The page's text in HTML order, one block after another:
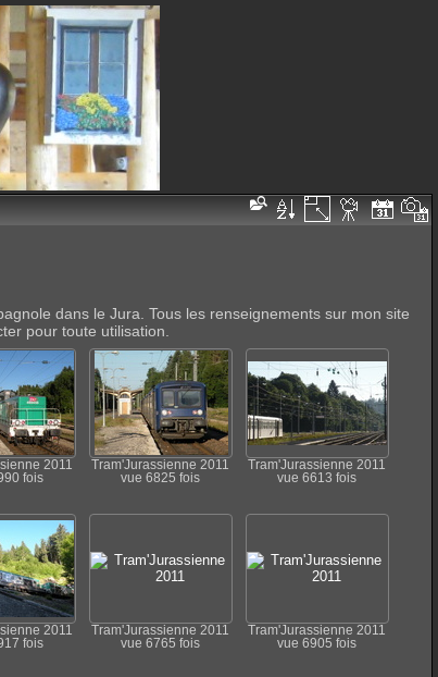
dans le Jura. Tous les renseignements sur mon site
pour toute utilisation.
2011
fois
Tram'Jurassienne 2011
vue 6825 fois
Tram'Jurassienne 2011
vue 6613 fois
2011
fois
Tram'Jurassienne 2011
vue 6765 fois
Tram'Jurassienne 2011
vue 6905 fois